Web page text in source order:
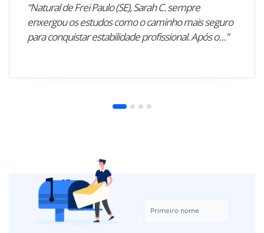
“Natural de Frei Paulo (SE), Sarah C. sempre
enxergou os estudos como o caminho mais seguro
para conquistar estabilidade profissional. Após o…”